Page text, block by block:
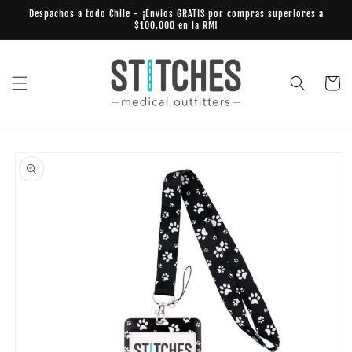
directamente
Despachos a todo Chile - ¡Envios GRATIS por compras superiores a
$100.000 en la RM!
Carrito
directamente
a la
información